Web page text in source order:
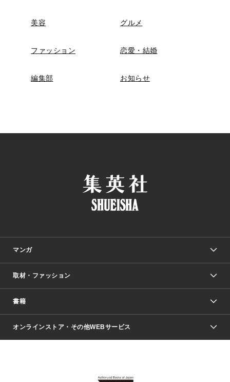
美容 グルメ
ファッション 恋愛・結婚
編集部 お知らせ
マンガ
少年マンガ
Vジャンプ
週刊ヤングジャンプ
少女マンガ
取材・ファッション
Seventeen
芸能・情報・スポーツ
書籍
文芸・文庫・総合
オンラインストア・その他WEBサービス